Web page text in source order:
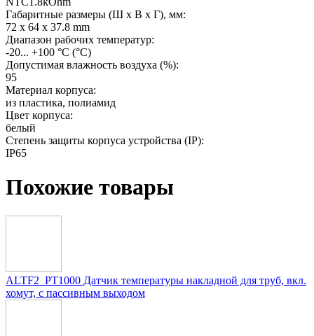
Габаритные размеры (Ш х В х Г), мм:
72 x 64 x 37.8 mm
Диапазон рабочих температур:
-20... +100 °C (°С)
Допустимая влажность воздуха (%):
95
Материал корпуса:
из пластика, полиамид
Цвет корпуса:
белый
Степень защиты корпуса устройства (IP):
IP65
Похожие товары
ALTF2_PT1000 Датчик температуры накладной для труб, вкл.
хомут, с пассивным выходом